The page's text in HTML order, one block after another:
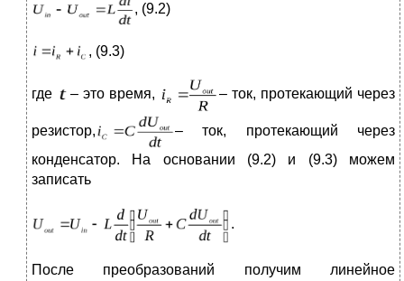
, (9.2)
, (9.3)
где – это время, – ток, протекающий через
резистор,
– ток, протекающий через
конденсатор. На основании (9.2) и (9.3) можем
записать
.
После преобразований получим линейное